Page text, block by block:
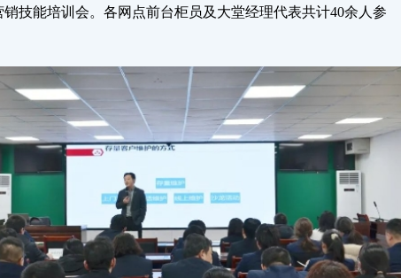
技能培训会。各网点前台柜员及大堂经理代表共计40余人参